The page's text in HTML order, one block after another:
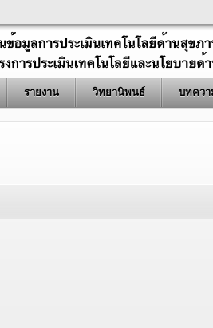
รายงาน วิทยานิพนธ์ บทควา